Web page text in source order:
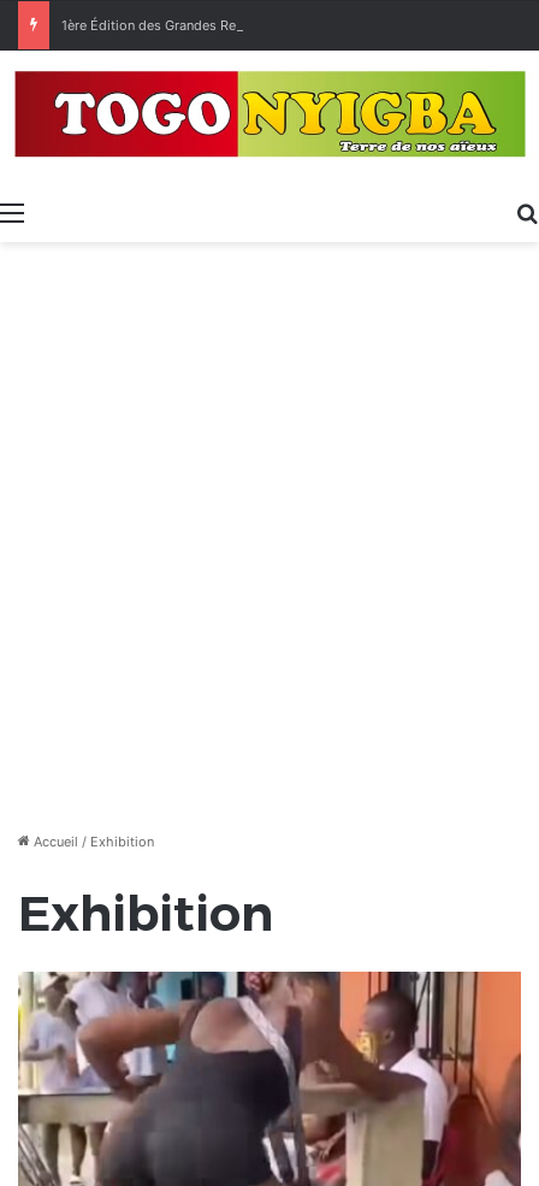
Menu
Accueil / Exhibition
Exhibition